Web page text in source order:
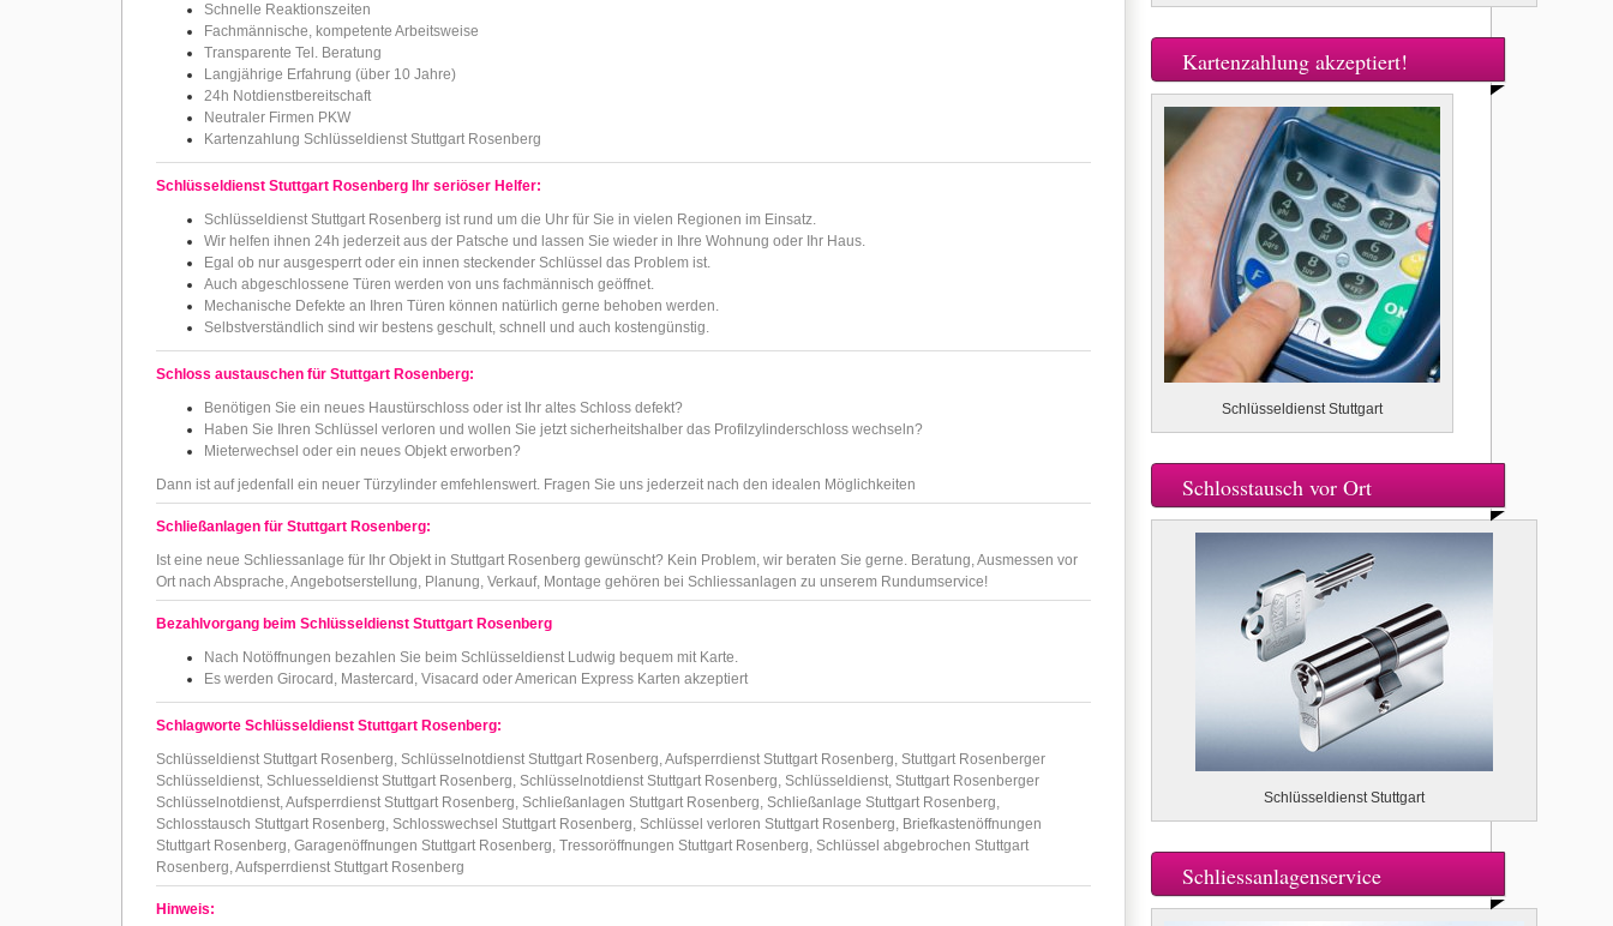
Schnelle Reaktionszeiten
Fachmännische, kompetente Arbeitsweise
Transparente Tel. Beratung
Langjährige Erfahrung (über 10 Jahre)
24h Notdienstbereitschaft
Neutraler Firmen PKW
Kartenzahlung Schlüsseldienst Stuttgart Rosenberg
Schlüsseldienst Stuttgart Rosenberg Ihr seriöser Helfer:
Schlüsseldienst Stuttgart Rosenberg ist rund um die Uhr für Sie in vielen Regionen im Einsatz.
Wir helfen ihnen 24h jederzeit aus der Patsche und lassen Sie wieder in Ihre Wohnung oder Ihr Haus.
Egal ob nur ausgesperrt oder ein innen steckender Schlüssel das Problem ist.
Auch abgeschlossene Türen werden von uns fachmännisch geöffnet.
Mechanische Defekte an Ihren Türen können natürlich gerne behoben werden.
Selbstverständlich sind wir bestens geschult, schnell und auch kostengünstig.
Schloss austauschen für Stuttgart Rosenberg:
Benötigen Sie ein neues Haustürschloss oder ist Ihr altes Schloss defekt?
Haben Sie Ihren Schlüssel verloren und wollen Sie jetzt sicherheitshalber das Profilzylinderschloss wechseln?
Mieterwechsel oder ein neues Objekt erworben?
Dann ist auf jedenfall ein neuer Türzylinder emfehlenswert. Fragen Sie uns jederzeit nach den idealen Möglichkeiten
Schließanlagen für Stuttgart Rosenberg:
Ist eine neue Schliessanlage für Ihr Objekt in Stuttgart Rosenberg gewünscht? Kein Problem, wir beraten Sie gerne. Beratung, Ausmessen vor
Ort nach Absprache, Angebotserstellung, Planung, Verkauf, Montage gehören bei Schliessanlagen zu unserem Rundumservice!
Bezahlvorgang beim Schlüsseldienst Stuttgart Rosenberg
Nach Notöffnungen bezahlen Sie beim Schlüsseldienst Ludwig bequem mit Karte.
Es werden Girocard, Mastercard, Visacard oder American Express Karten akzeptiert
Schlagworte Schlüsseldienst Stuttgart Rosenberg:
Schlüsseldienst Stuttgart Rosenberg, Schlüsselnotdienst Stuttgart Rosenberg, Aufsperrdienst Stuttgart Rosenberg, Stuttgart Rosenberger
Schlüsseldienst, Schluesseldienst Stuttgart Rosenberg, Schlüsselnotdienst Stuttgart Rosenberg, Schlüsseldienst, Stuttgart Rosenberger
Schlüsselnotdienst, Aufsperrdienst Stuttgart Rosenberg, Schließanlagen Stuttgart Rosenberg, Schließanlage Stuttgart Rosenberg,
Schlosstausch Stuttgart Rosenberg, Schlosswechsel Stuttgart Rosenberg, Schlüssel verloren Stuttgart Rosenberg, Briefkastenöffnungen
Stuttgart Rosenberg, Garagenöffnungen Stuttgart Rosenberg, Tressoröffnungen Stuttgart Rosenberg, Schlüssel abgebrochen Stuttgart
Rosenberg, Aufsperrdienst Stuttgart Rosenberg
Hinweis:
Kartenzahlung akzeptiert!
Schlüsseldienst Stuttgart
Schlosstausch vor Ort
Schlüsseldienst Stuttgart
Schliessanlagenservice